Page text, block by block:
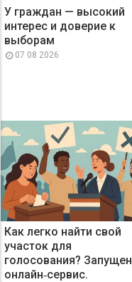
У граждан — высокий
интерес и доверие к
выборам
07 08 2026
Как легко найти свой
участок для
голосования? Запущен
онлайн‑сервис.